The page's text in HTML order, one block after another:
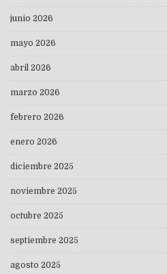
junio 2026
mayo 2026
abril 2026
marzo 2026
febrero 2026
enero 2026
diciembre 2025
noviembre 2025
octubre 2025
septiembre 2025
agosto 2025